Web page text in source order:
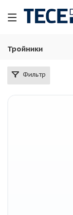
Тройники
Фильтр